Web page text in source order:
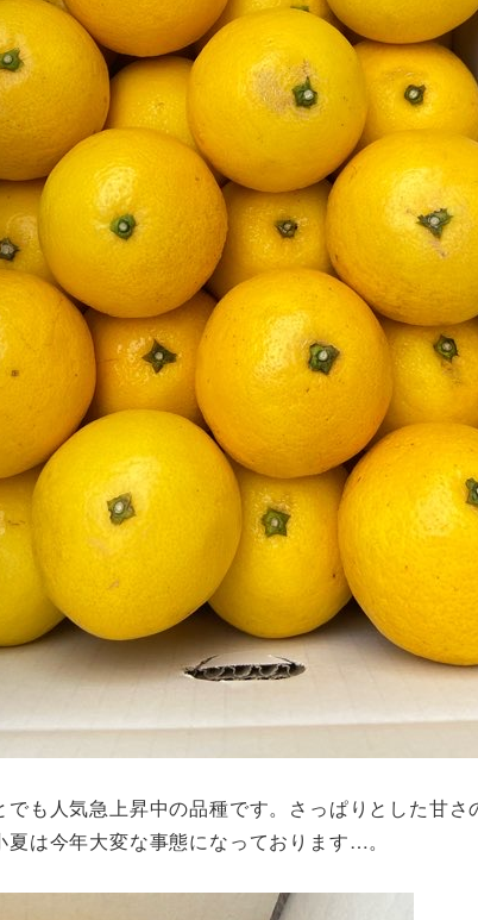
も人気急上昇中の品種です。さっぱりとした甘
は今年大変な事態になっております…。